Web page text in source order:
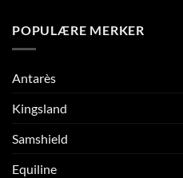
POPULÆRE MERKER
Antarès
Kingsland
Samshield
Equiline